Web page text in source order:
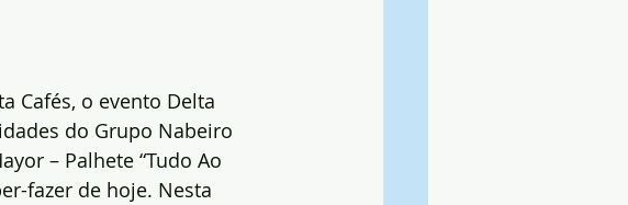
Cafés, o evento Delta
do Grupo Nabeiro
– Palhete “Tudo Ao
fazer de hoje. Nesta